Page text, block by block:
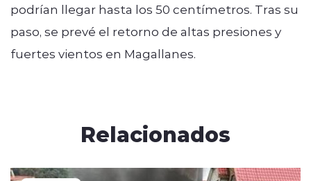
podrían llegar hasta los 50 centímetros. Tras su
paso, se prevé el retorno de altas presiones y
fuertes vientos en Magallanes.
Relacionados